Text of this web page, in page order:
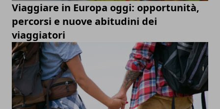
Viaggiare in Europa oggi: opportunità,
percorsi e nuove abitudini dei
viaggiatori